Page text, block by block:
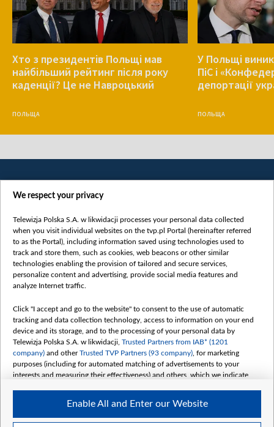
Хто з президентів Польщі мав
найбільший рейтинг після року
каденції? Це не Навроцький
ПОЛЬЩА
У Польщі
ПіС і
депортації
ПОЛЬЩА
Категорії
Новини
Докладно
Погляд
Цікаво
Slawa.tv
Про нас
Контакти
Правила використання матеріалів
We respect your privacy
Telewizja Polska S.A. w likwidacji processes your personal data collected
when you visit individual websites on the tvp.pl Portal (hereinafter referred
to as the Portal), including information saved using technologies used to
track and store them, such as cookies, web beacons or other similar
technologies enabling the provision of tailored and secure services,
personalize content and advertising, provide social media features and
analyze Internet traffic.
Click "I accept and go to the website" to consent to the use of automatic
tracking and data collection technology, access to information on your end
device and its storage, and to the processing of your personal data by
Telewizja Polska S.A. w likwidacji, Trusted Partners from IAB* (1201
company) and otherTrusted TVP Partners (93 company) , for marketing
purposes (including for automated matching of advertisements to your
interests and measuring their effectiveness) and others, which we indicate
The purposes of processing your data by TVP S.A. w likwidacji are as
follows:
Enable All and Enter our Website